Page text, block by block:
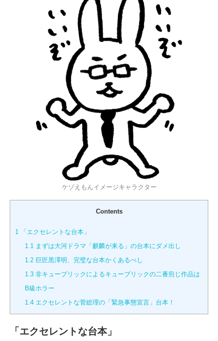
ケゾえもんイメージキャラクター
Contents
1
「エクセレントな台本」
1.1 まずは大河ドラマ「麒麟が来る」の台本にダメ出し
1.2巨匠黒澤明、完璧な台本かくあるべし
1.3非キューブリックによるキューブリックの二番煎じ作品は
B級ホラー
1.4エクセレントな菅総理の「緊急事態宣言」台本！
「エクセレントな台本」